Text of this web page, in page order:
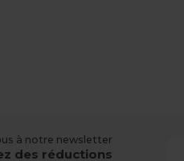
à notre newsletter
des réductions